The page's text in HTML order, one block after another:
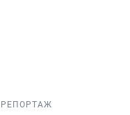
РЕПОРТАЖ